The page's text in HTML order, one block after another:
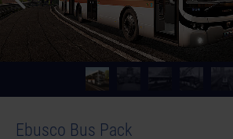
Ebusco Bus Pack